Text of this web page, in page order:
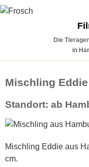
Die
in
Mischling Eddie
Standort: ab
Mischling Eddie aus
cm.